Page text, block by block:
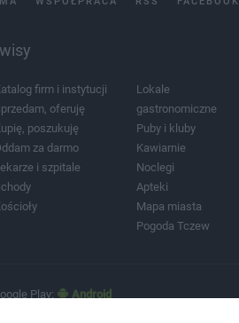
firm i instytucji
oferuję
poszukuję
za darmo
i szpitale
Lokale
gastronomiczne
Puby i kluby
Kawiarnie
Noclegi
Apteki
Mapa miasta
Pogoda Tczew
Play: Android